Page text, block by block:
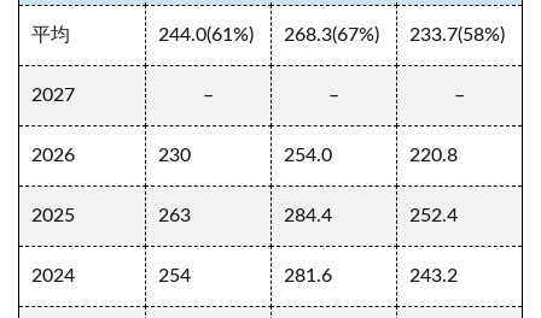
平均 244.0(61%) 268.3(67%) 233.7(58%)
2027 – – –
2026 230 254.0 220.8
2025 263 284.4 252.4
2024 254 281.6 243.2